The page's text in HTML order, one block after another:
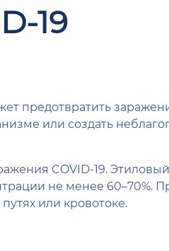
19
предотвратить
или создать
COVID-19.
не менее 60–70%.
или кровотоке.